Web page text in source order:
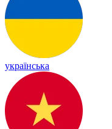
українська